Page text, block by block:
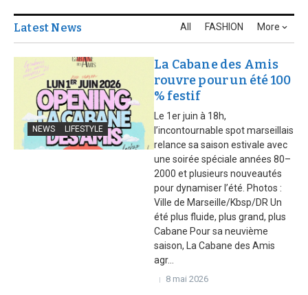
Latest News All FASHION More
NEWS LIFESTYLE
La Cabane des Amis
rouvre pour un été 100
% festif
Le 1er juin à 18h,
l’incontournable spot marseillais
relance sa saison estivale avec
une soirée spéciale années 80–
2000 et plusieurs nouveautés
pour dynamiser l’été. Photos :
Ville de Marseille/Kbsp/DR Un
été plus fluide, plus grand, plus
Cabane Pour sa neuvième
saison, La Cabane des Amis
agr...
8 mai 2026